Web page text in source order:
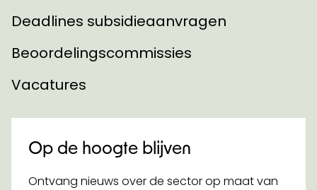
Deadlines subsidieaanvragen
Beoordelingscommissies
Vacatures
Op de hoogte blijven
Ontvang nieuws over de sector op maat van